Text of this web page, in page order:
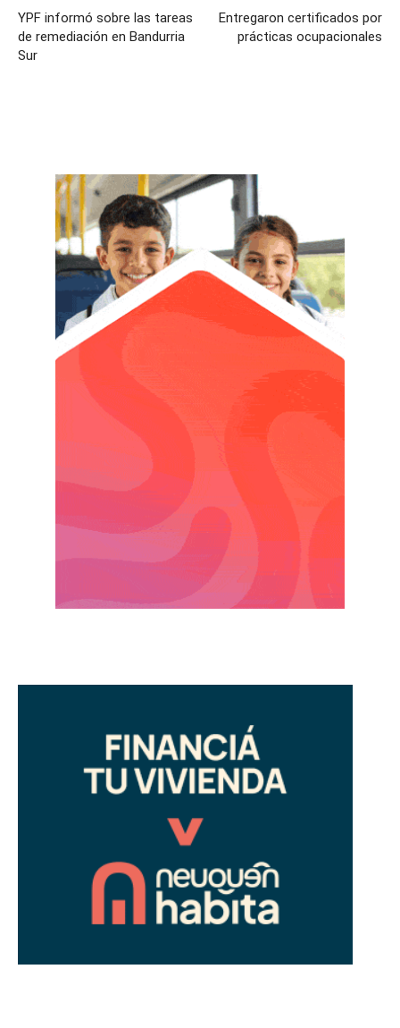
YPF informó sobre las tareas
de remediación en Bandurria
Sur
Entregaron certificados por
prácticas ocupacionales